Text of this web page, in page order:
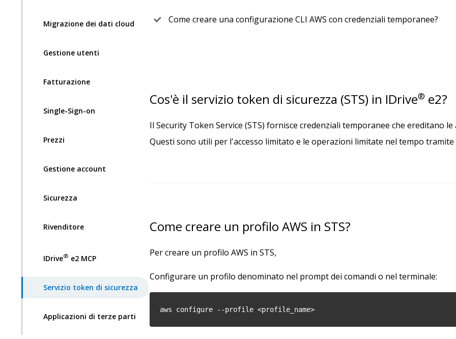
Migrazione dei dati cloud
Gestione utenti
Fatturazione
Single-Sign-on
Prezzi
Gestione account
Sicurezza
Rivenditore
IDrive® e2 MCP
Servizio token di sicurezza
Applicazioni di terze parti
Come creare una configurazione CLI AWS con credenziali temporanee?
Cos'è il servizio token di sicurezza (STS) in IDrive® e2?
Il Security Token Service (STS) fornisce credenziali temporanee che ereditano
Questi sono utili per l'accesso limitato e le operazioni limitate nel tempo
Come creare un profilo AWS in STS?
Per creare un profilo AWS in STS,
Configurare un profilo denominato nel prompt dei comandi o nel terminale:
aws configure --profile <profile_name>